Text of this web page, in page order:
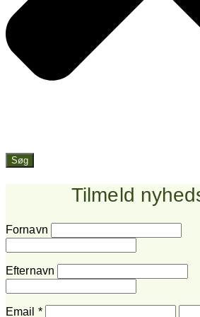
Søg
Tilmeld
Fornavn
Efternavn
Email *